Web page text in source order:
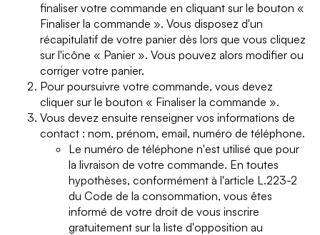
finaliser votre commande en cliquant sur le bouton «
Finaliser la commande ». Vous disposez d'un
récapitulatif de votre panier dès lors que vous cliquez
sur l'icône « Panier ». Vous pouvez alors modifier ou
corriger votre panier.
Pour poursuivre votre commande, vous devez
cliquer sur le bouton « Finaliser la commande ».
Vous devez ensuite renseigner vos informations de
contact : nom, prénom, email, numéro de téléphone.
Le numéro de téléphone n'est utilisé que pour
la livraison de votre commande. En toutes
hypothèses, conformément à l'article L.223-2
du Code de la consommation, vous êtes
informé de votre droit de vous inscrire
gratuitement sur la liste d'opposition au